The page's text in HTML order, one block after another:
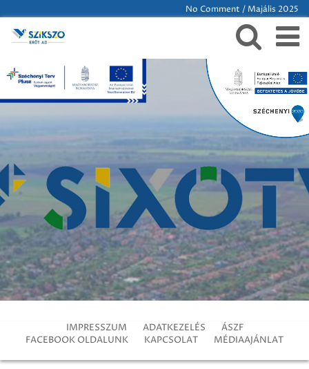
No Comment / Majális 2025
IMPRESSZUM ADATKEZELÉS
ÁSZF
FACEBOOK OLDALUNK
KAPCSOLAT MÉDIAAJÁNLAT